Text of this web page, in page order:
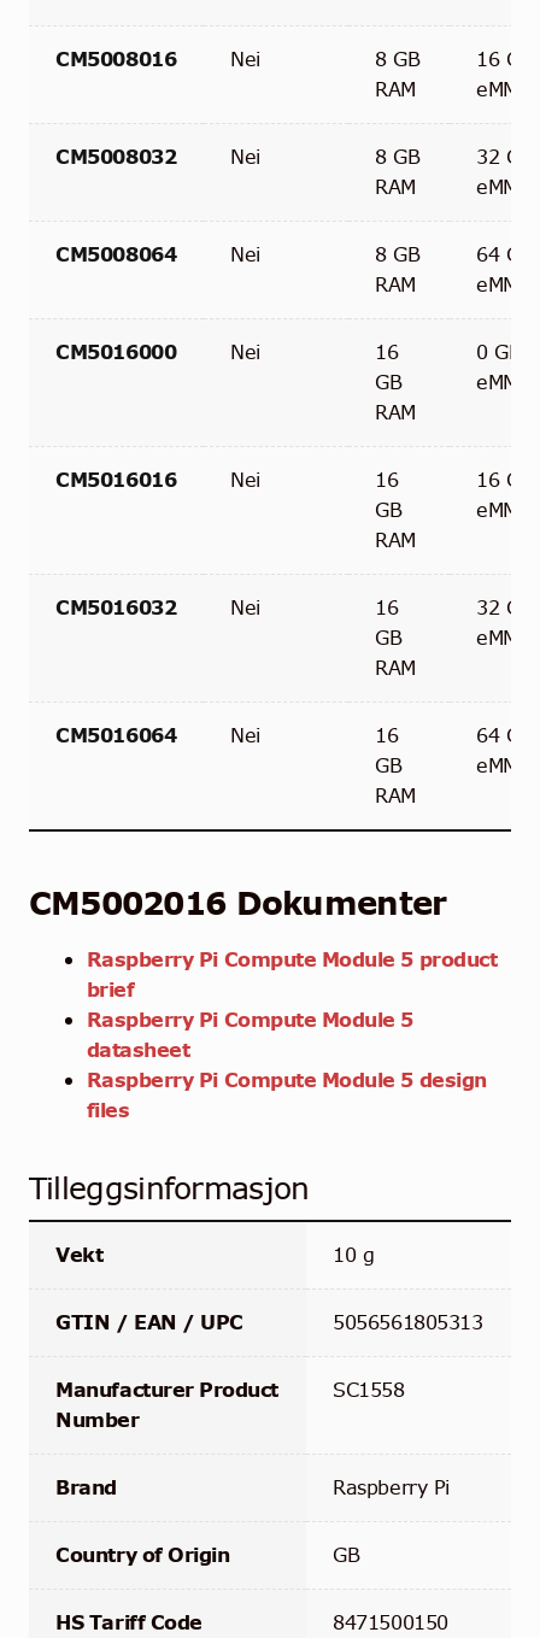
CM5008016 Nei
8 GB
RAM
16 GB
eMMC
CM5008032 Nei
8 GB
RAM
32 GB
eMMC
CM5008064 Nei
8 GB
RAM
64 GB
eMMC
CM5016000 Nei
16
GB
RAM
0 GB
eMMC
CM5016016 Nei
16
GB
RAM
16 GB
eMMC
CM5016032 Nei
16
GB
RAM
32 GB
eMMC
CM5016064 Nei
16
GB
RAM
64 GB
eMMC
CM5002016 Dokumenter
Raspberry Pi Compute Module 5 product
brief
Raspberry Pi Compute Module 5
datasheet
Raspberry Pi Compute Module 5 design
files
Tilleggsinformasjon
Vekt 10 g
GTIN / EAN / UPC 5056561805313
Manufacturer Product
Number
SC1558
Brand Raspberry Pi
Country of Origin GB
HS Tariff Code 8471500150